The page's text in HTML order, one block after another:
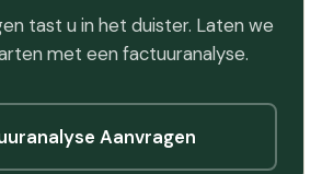
tast u in het duister. Laten we
met een factuuranalyse.
Aanvragen